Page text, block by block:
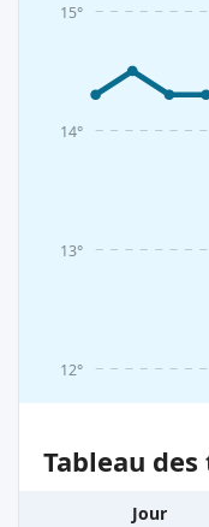
12°
13°
14°
15°
Tableau
Jour